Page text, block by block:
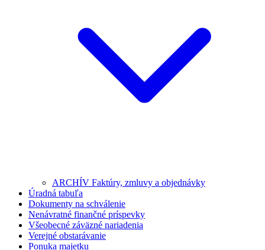
ARCHÍV Faktúry, zmluvy a objednávky
Úradná tabuľa
Dokumenty na schválenie
Nenávratné finančné príspevky
Všeobecné záväzné nariadenia
Verejné obstarávanie
Ponuka majetku